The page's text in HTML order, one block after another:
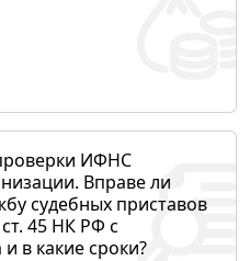
ИФНС
Вправе ли
судебных приставов
45 НК РФ с
в какие сроки?